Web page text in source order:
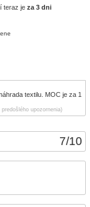
7/10
teraz je za 3 dni
textilu. MOC je za 1
upozornenia)